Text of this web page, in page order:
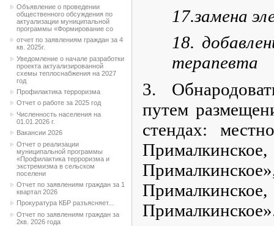
Объявление о проведении
общественного обсуждения по
актуализации муниципальной
программы «Формирование со
отчет по заявлениям граждан за 4
кв. 2025г.
Уведомление о начале разработки
проекта актуализированной
схемы теплоснабжения на 2027
год
Профилактика терроризма
Отчет о работе за 2025 год
Численность населения на
01.01.2026 г.
Вакансии 2026
Отчет о реализации
муниципальной программы
«Профилактика терроризма и
экстремизма в сельском
поселени
Отчет по заявлениям граждан за 1
квартал 2026
Прокуратура КБР разъясняет...
Отчет по заявлениям граждан за
2кв. 2026 года
17.замена
18.
терапевта
3.
путем
стендах: